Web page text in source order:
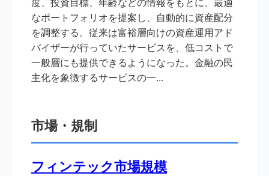
なポートフォリオを提案し、自動的に資産配分
を調整する。従来は富裕層向けの資産運用アド
バイザーが行っていたサービスを、低コストで
一般層にも提供できるようになった。金融の民
主化を象徴するサービスの一...
市場・規制
フィンテック市場規模